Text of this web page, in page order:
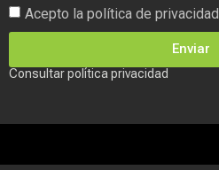
Acepto la política de privacidad
Enviar
Consultar política privacidad